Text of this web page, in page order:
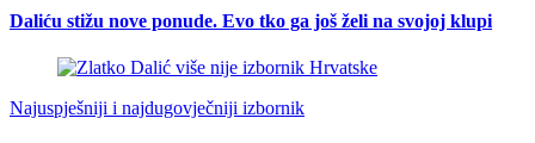
Daliću stižu nove ponude. Evo tko ga još želi na svojoj klupi
Najuspješniji i najdugovječniji izbornik